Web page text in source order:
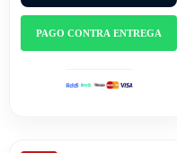
PAGO CONTRA ENTREGA